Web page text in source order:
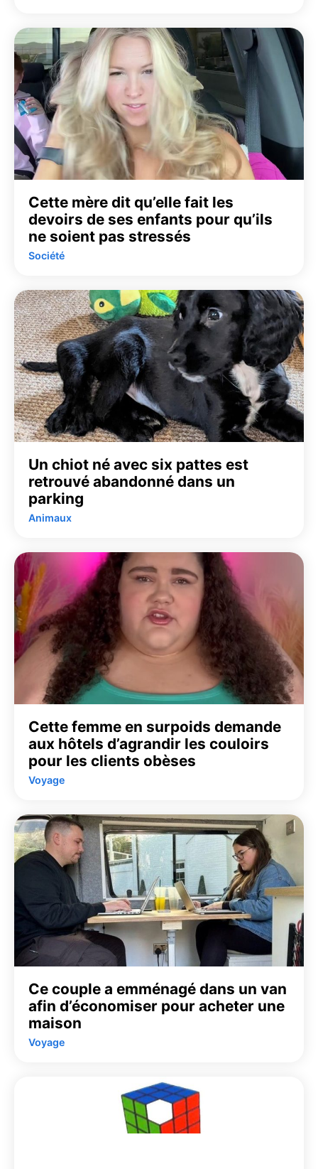
Cette mère dit qu’elle fait les
devoirs de ses enfants pour qu’ils
ne soient pas stressés
Société
Un chiot né avec six pattes est
retrouvé abandonné dans un
parking
Animaux
Cette femme en surpoids demande
aux hôtels d’agrandir les couloirs
pour les clients obèses
Voyage
Ce couple a emménagé dans un van
afin d’économiser pour acheter une
maison
Voyage